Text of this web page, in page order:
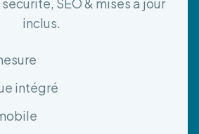
inclus.
intégré